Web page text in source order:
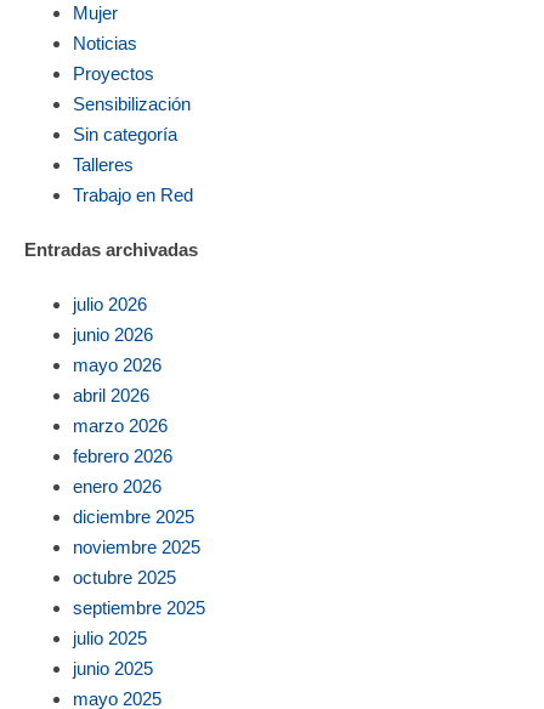
Mujer
Noticias
Proyectos
Sensibilización
Sin categoría
Talleres
Trabajo en Red
Entradas archivadas
julio 2026
junio 2026
mayo 2026
abril 2026
marzo 2026
febrero 2026
enero 2026
diciembre 2025
noviembre 2025
octubre 2025
septiembre 2025
julio 2025
junio 2025
mayo 2025